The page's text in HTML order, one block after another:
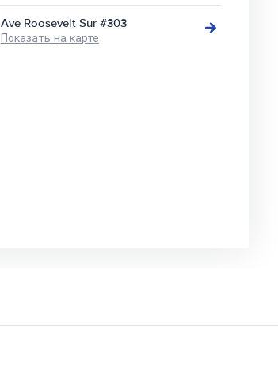
Ave Roosevelt Sur #303
Показать на карте